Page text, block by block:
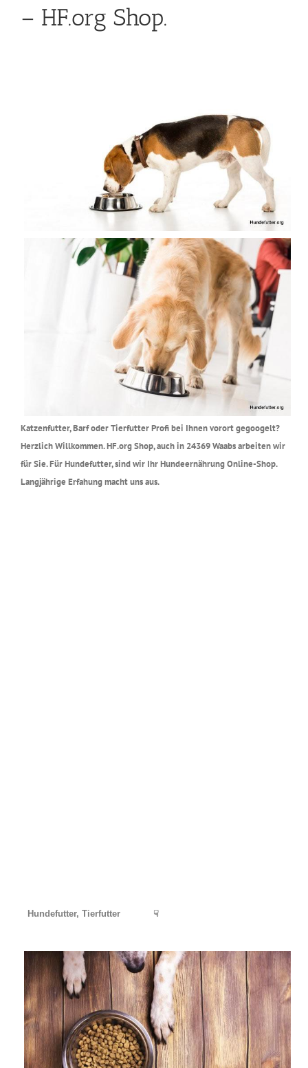
– HF.org Shop.
Katzenfutter, Barf oder Tierfutter Profi bei Ihnen vorort gegoogelt?
Herzlich Willkommen. HF.org Shop, auch in 24369 Waabs arbeiten wir
für Sie. Für Hundefutter, sind wir Ihr Hundeernährung Online-Shop.
Langjährige Erfahung macht uns aus.
Hundefutter, Tierfutter ☟